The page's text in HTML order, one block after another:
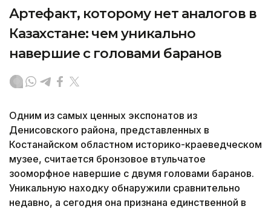
Артефакт, которому нет аналогов в
Казахстане: чем уникально
навершие с головами баранов
Одним из самых ценных экспонатов из
Денисовского района, представленных в
Костанайском областном историко-краеведческом
музее, считается бронзовое втульчатое
зооморфное навершие с двумя головами баранов.
Уникальную находку обнаружили сравнительно
недавно, а сегодня она признана единственной в